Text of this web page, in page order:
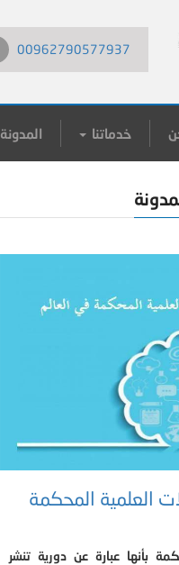
00962790577937
خدماتنا المدونة
العلمية المحكمة
بأنها عبارة عن دورية تنشر